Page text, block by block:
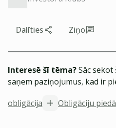
Dalīties Ziņo
Interesē šī tēma?Sāc
saņem paziņojumus, kad ir
obligācija
Obligāciju